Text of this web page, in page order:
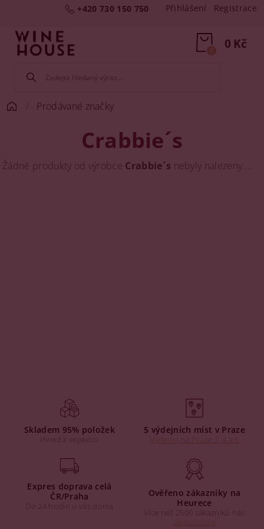
+420 730 150 750 Přihlášení Registrace
0 Kč
0
Prodávané značky
Crabbie´s
Žádné produkty od výrobce Crabbie´s nebyly nalezeny....
Skladem 95% položek
Ihned k expedici
5 výdejních míst v Praze
Expres doprava celá
ČR/Praha
Do 24 hodin u vás doma
Ověřeno zákazníky na
Heurece
Více než 2500 zákazníků nás